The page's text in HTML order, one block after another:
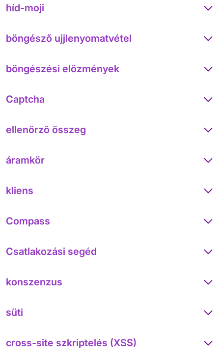
híd-moji
böngésző ujjlenyomatvétel
böngészési előzmények
Captcha
ellenőrző összeg
áramkör
kliens
Compass
Csatlakozási segéd
konszenzus
süti
cross-site szkriptelés (XSS)